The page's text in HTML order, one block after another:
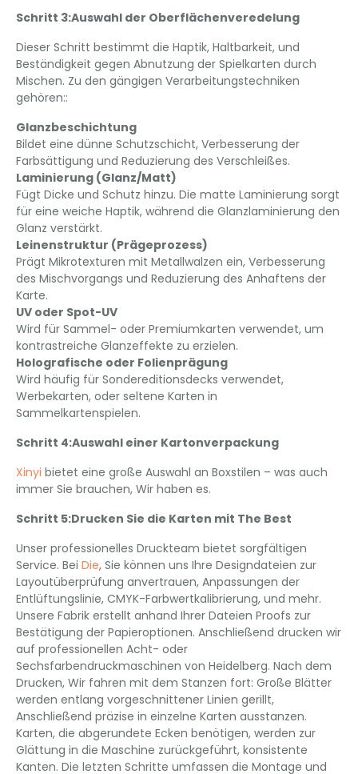
Schritt 3:Auswahl der Oberflächenveredelung
Dieser Schritt bestimmt die Haptik, Haltbarkeit, und
Beständigkeit gegen Abnutzung der Spielkarten durch
Mischen. Zu den gängigen Verarbeitungstechniken
gehören::
Glanzbeschichtung
Bildet eine dünne Schutzschicht, Verbesserung der
Farbsättigung und Reduzierung des Verschleißes.
Laminierung (Glanz/Matt)
Fügt Dicke und Schutz hinzu. Die matte Laminierung sorgt
für eine weiche Haptik, während die Glanzlaminierung den
Glanz verstärkt.
Leinenstruktur (Prägeprozess)
Prägt Mikrotexturen mit Metallwalzen ein, Verbesserung
des Mischvorgangs und Reduzierung des Anhaftens der
Karte.
UV oder Spot-UV
Wird für Sammel- oder Premiumkarten verwendet, um
kontrastreiche Glanzeffekte zu erzielen.
Holografische oder Folienprägung
Wird häufig für Sondereditionsdecks verwendet,
Werbekarten, oder seltene Karten in
Sammelkartenspielen.
Schritt 4:Auswahl einer Kartonverpackung
Xinyi bietet eine große Auswahl an Boxstilen – was auch
immer Sie brauchen, Wir haben es.
Schritt 5:Drucken Sie die Karten mit The Best
Unser professionelles Druckteam bietet sorgfältigen
Service. Bei Die, Sie können uns Ihre Designdateien zur
Layoutüberprüfung anvertrauen, Anpassungen der
Entlüftungslinie, CMYK-Farbwertkalibrierung, und mehr.
Unsere Fabrik erstellt anhand Ihrer Dateien Proofs zur
Bestätigung der Papieroptionen. Anschließend drucken wir
auf professionellen Acht- oder
Sechsfarbendruckmaschinen von Heidelberg. Nach dem
Drucken, Wir fahren mit dem Stanzen fort: Große Blätter
werden entlang vorgeschnittener Linien gerillt,
Anschließend präzise in einzelne Karten ausstanzen.
Karten, die abgerundete Ecken benötigen, werden zur
Glättung in die Maschine zurückgeführt, konsistente
Kanten. Die letzten Schritte umfassen die Montage und